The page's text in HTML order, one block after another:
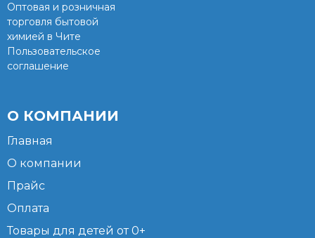
Оптовая и розничная
торговля бытовой
химией в Чите
Пользовательское
соглашение
О КОМПАНИИ
Главная
О компании
Прайс
Оплата
Товары для детей от 0+